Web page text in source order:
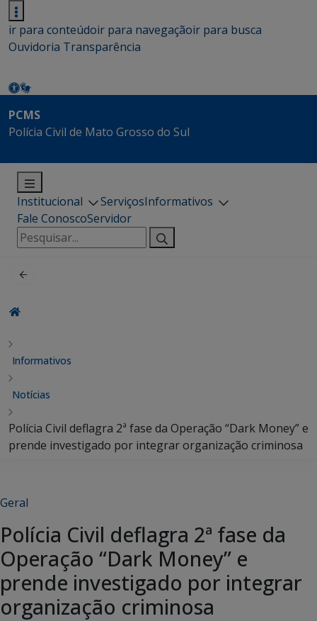
ir para conteúdoir para navegaçãoir para busca
Ouvidoria Transparência
PCMS
Polícia Civil de Mato Grosso do Sul
Institucional ServiçosInformativos
Fale ConoscoServidor
Pesquisar
por:
Informativos
Notícias
Polícia Civil deflagra 2ª fase da Operação “Dark Money” e
prende investigado por integrar organização criminosa
Geral
Polícia Civil deflagra 2ª fase da
Operação “Dark Money” e
prende investigado por integrar
organização criminosa